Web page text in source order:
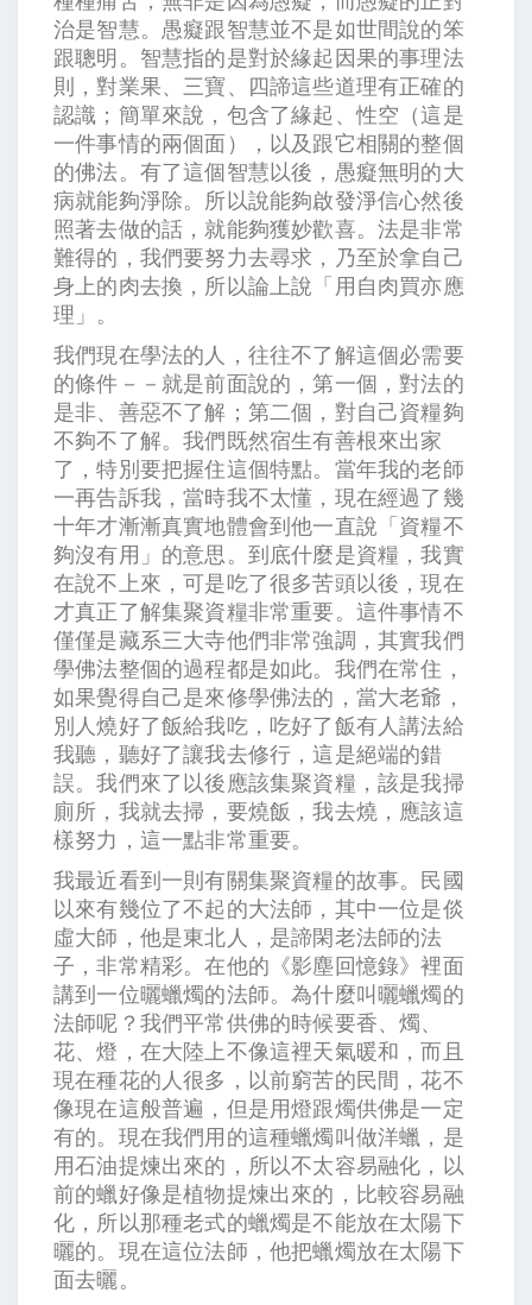
治是智慧。愚癡跟智慧並不是如世間說的笨
跟聰明。智慧指的是對於緣起因果的事理法
則，對業果、三寶、四諦這些道理有正確的
認識；簡單來說，包含了緣起、性空（這是
一件事情的兩個面），以及跟它相關的整個
的佛法。有了這個智慧以後，愚癡無明的大
病就能夠淨除。所以說能夠啟發淨信心然後
照著去做的話，就能夠獲妙歡喜。法是非常
難得的，我們要努力去尋求，乃至於拿自己
身上的肉去換，所以論上說「用自肉買亦應
理」。
我們現在學法的人，往往不了解這個必需要
的條件－－就是前面說的，第一個，對法的
是非、善惡不了解；第二個，對自己資糧夠
不夠不了解。我們既然宿生有善根來出家
了，特別要把握住這個特點。當年我的老師
一再告訴我，當時我不太懂，現在經過了幾
十年才漸漸真實地體會到他一直說「資糧不
夠沒有用」的意思。到底什麼是資糧，我實
在說不上來，可是吃了很多苦頭以後，現在
才真正了解集聚資糧非常重要。這件事情不
僅僅是藏系三大寺他們非常強調，其實我們
學佛法整個的過程都是如此。我們在常住，
如果覺得自己是來修學佛法的，當大老爺，
別人燒好了飯給我吃，吃好了飯有人講法給
我聽，聽好了讓我去修行，這是絕端的錯
誤。我們來了以後應該集聚資糧，該是我掃
廁所，我就去掃，要燒飯，我去燒，應該這
樣努力，這一點非常重要。
我最近看到一則有關集聚資糧的故事。民國
以來有幾位了不起的大法師，其中一位是倓
虛大師，他是東北人，是諦閑老法師的法
子，非常精彩。在他的《影塵回憶錄》裡面
講到一位曬蠟燭的法師。為什麼叫曬蠟燭的
法師呢？我們平常供佛的時候要香、燭、
花、燈，在大陸上不像這裡天氣暖和，而且
現在種花的人很多，以前窮苦的民間，花不
像現在這般普遍，但是用燈跟燭供佛是一定
有的。現在我們用的這種蠟燭叫做洋蠟，是
用石油提煉出來的，所以不太容易融化，以
前的蠟好像是植物提煉出來的，比較容易融
化，所以那種老式的蠟燭是不能放在太陽下
曬的。現在這位法師，他把蠟燭放在太陽下
面去曬。